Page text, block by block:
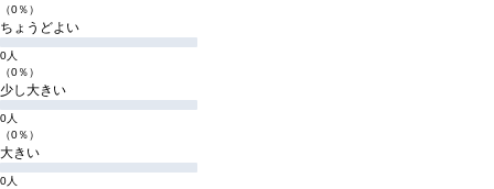
（0％）
ちょうどよい
0人
（0％）
少し大きい
0人
（0％）
大きい
0人